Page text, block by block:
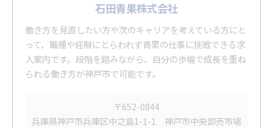
石田青果株式会社
働き方を見直したい方や次のキャリアを考えている方にと
って、職種や経験にとらわれず青果の仕事に挑戦できる求
人案内です。段階を踏みながら、自分の歩幅で成長を重ね
られる働き方が神戸市で可能です。
〒652-0844
兵庫県神戸市兵庫区中之島1-1-1 神戸市中央卸売市場